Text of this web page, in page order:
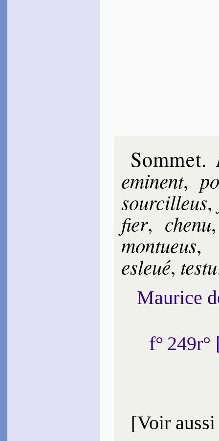
Sommet.
emi­nent,
sour­cil­leus,
fier, che­nu
mon­tueus
esle­ué, tes­tu
Maurice
f°
[Voir aussi